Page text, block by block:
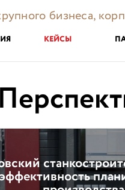
бизнеса,
КЕЙСЫ